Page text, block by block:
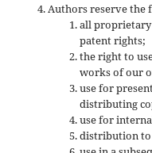
Authors reserve the
all proprietary
patent rights;
the right to
works of our
use for
distributing
use for
distribution to